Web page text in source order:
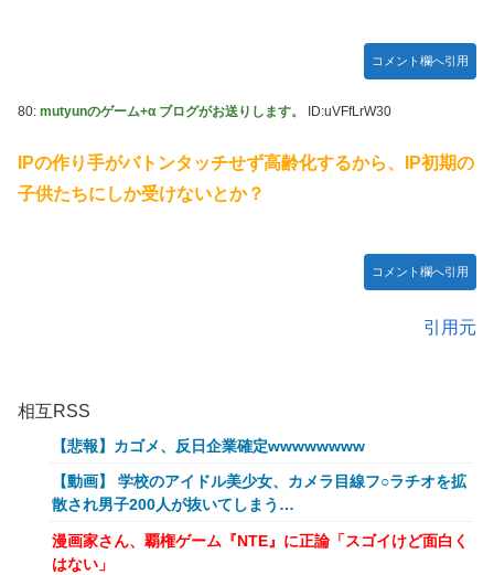
コメント欄へ引用
80: mutyunのゲーム+α ブログがお送りします。 ID:uVFfLrW30
IPの作り手がバトンタッチせず高齢化するから、IP初期の
子供たちにしか受けないとか？
コメント欄へ引用
引用元
相互RSS
【悲報】カゴメ、反日企業確定wwwwwwww
【動画】 学校のアイドル美少女、カメラ目線フ○ラチオを拡
散され男子200人が抜いてしまう…
漫画家さん、覇権ゲーム『NTE』に正論「スゴイけど面白く
はない」